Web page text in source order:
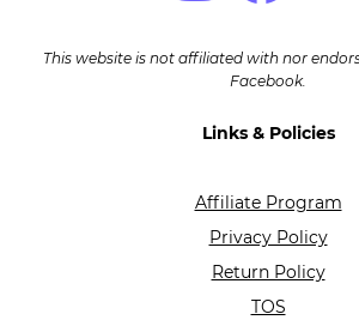
This website is not affiliated with nor
Facebook.
Links & Policies
Affiliate Program
Privacy Policy
Return Policy
TOS